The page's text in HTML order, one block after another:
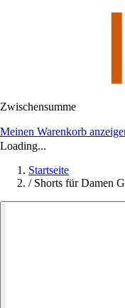
Zwischensumme
Meinen Warenkorb
Loading...
Startseite
/ Shorts für Damen